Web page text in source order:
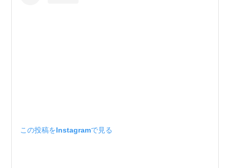
この投稿をInstagramで見る